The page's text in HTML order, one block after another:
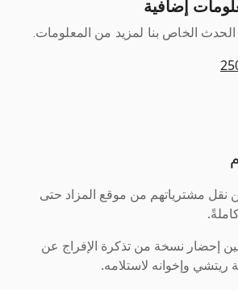
إضافية
الخاص بنا لمزيد من المعلومات.
نقل مشترياتهم من موقع المزاد حتى
إحضار نسخة من تذكرة الإفراج عن
وإخوانه لاستلامه.